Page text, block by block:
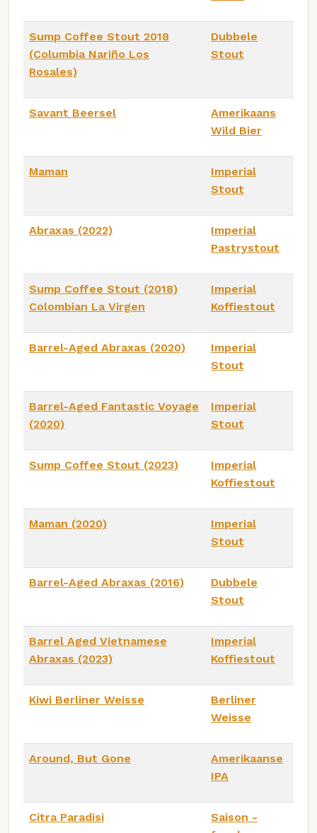
Sump Coffee Stout 2018
(Columbia Nariño Los
Rosales)
Dubbele
Stout
Savant Beersel
Amerikaans
Wild Bier
Maman
Imperial
Stout
Abraxas (2022)
Imperial
Pastrystout
Sump Coffee Stout (2018)
Colombian La Virgen
Imperial
Koffiestout
Barrel-Aged Abraxas (2020)
Imperial
Stout
Barrel-Aged Fantastic Voyage
(2020)
Imperial
Stout
Sump Coffee Stout (2023)
Imperial
Koffiestout
Maman (2020)
Imperial
Stout
Barrel-Aged Abraxas (2016)
Dubbele
Stout
Barrel Aged Vietnamese
Abraxas (2023)
Imperial
Koffiestout
Kiwi Berliner Weisse
Berliner
Weisse
Around, But Gone
Amerikaanse
IPA
Citra Paradisi
Saison -